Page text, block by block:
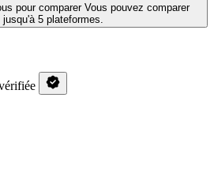
pour comparer Vous pouvez comparer
jusqu'à 5 plateformes.